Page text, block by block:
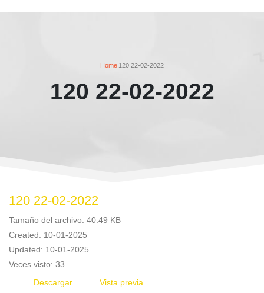
Home 120 22-02-2022
120 22-02-2022
120 22-02-2022
Tamaño del archivo: 40.49 KB
Created: 10-01-2025
Updated: 10-01-2025
Veces visto: 33
Descargar
Vista previa